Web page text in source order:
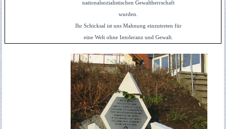
nationalsozialistischen Gewaltherrschaft
wurden.
Ihr Schicksal ist uns Mahnung einzutreten für
eine Welt ohne Intoleranz und Gewalt.